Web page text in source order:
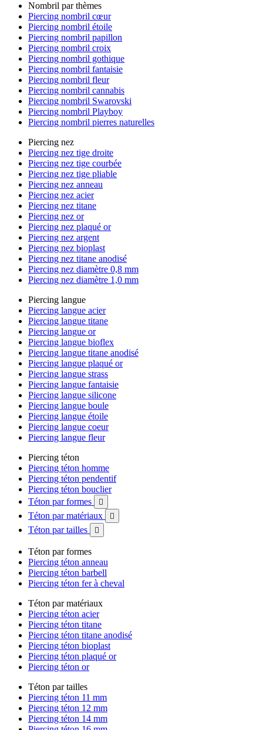
Nombril par thèmes
Piercing nombril cœur
Piercing nombril étoile
Piercing nombril papillon
Piercing nombril croix
Piercing nombril gothique
Piercing nombril fantaisie
Piercing nombril fleur
Piercing nombril cannabis
Piercing nombril Swarovski
Piercing nombril Playboy
Piercing nombril pierres naturelles
Piercing nez
Piercing nez tige droite
Piercing nez tige courbée
Piercing nez tige pliable
Piercing nez anneau
Piercing nez acier
Piercing nez titane
Piercing nez or
Piercing nez plaqué or
Piercing nez argent
Piercing nez bioplast
Piercing nez titane anodisé
Piercing nez diamètre 0,8 mm
Piercing nez diamètre 1,0 mm
Piercing langue
Piercing langue acier
Piercing langue titane
Piercing langue or
Piercing langue bioflex
Piercing langue titane anodisé
Piercing langue plaqué or
Piercing langue strass
Piercing langue fantaisie
Piercing langue silicone
Piercing langue boule
Piercing langue étoile
Piercing langue coeur
Piercing langue fleur
Piercing téton
Piercing téton homme
Piercing téton pendentif
Piercing téton bouclier
Téton par formes

Téton par matériaux 
Téton par tailles 
Téton par formes
Piercing téton anneau
Piercing téton barbell
Piercing téton fer à cheval
Téton par matériaux
Piercing téton acier
Piercing téton titane
Piercing téton titane anodisé
Piercing téton bioplast
Piercing téton plaqué or
Piercing téton or
Téton par tailles
Piercing téton 11 mm
Piercing téton 12 mm
Piercing téton 14 mm